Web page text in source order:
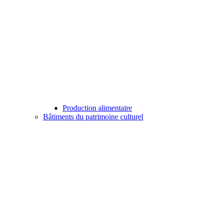
Production alimentaire
Bâtiments du patrimoine culturel